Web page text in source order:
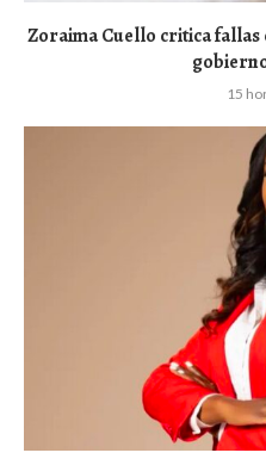
Zoraima Cuello critica fallas
15